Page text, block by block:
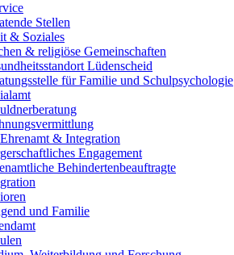
Stellen
& Soziales
& religiöse Gemeinschaften
Lüdenscheid
für Familie und Schulpsychologie
& Integration
Engagement
Behindertenbeauftragte
und Familie